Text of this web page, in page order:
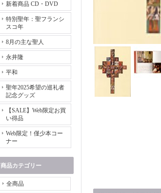
新着商品 CD・DVD
特別聖年：聖フランシ
スコ年
8月の主な聖人
永井隆
平和
聖年2025希望の巡礼者
記念グッズ
【SALE】Web限定お買
い得品
Web限定！僅少本コー
ナー
商品カテゴリー
全商品